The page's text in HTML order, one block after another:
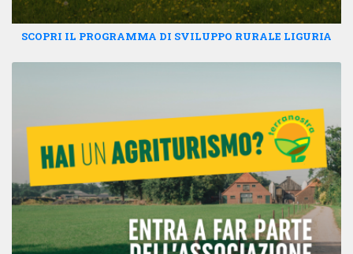
SCOPRI IL PROGRAMMA DI SVILUPPO RURALE LIGURIA